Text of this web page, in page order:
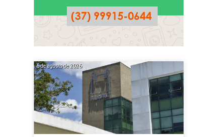
6 de agosto de 2026